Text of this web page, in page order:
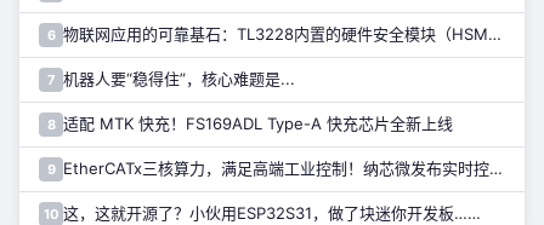
6 物联网应用的可靠基石：TL3228内置的硬件安全模块（HSM）详解
7 机器人要“稳得住”，核心难题是...
8 适配 MTK 快充！FS169ADL Type-A 快充芯片全新上线
9 EtherCATx三核算力，满足高端工业控制！纳芯微发布实时控制MCU/DSP NS800RTA7系列
10 这，这就开源了？小伙用ESP32S31，做了块迷你开发板……